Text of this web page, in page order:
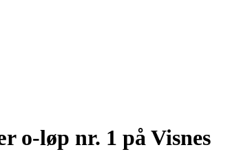
o-løp nr. 1 på Visnes